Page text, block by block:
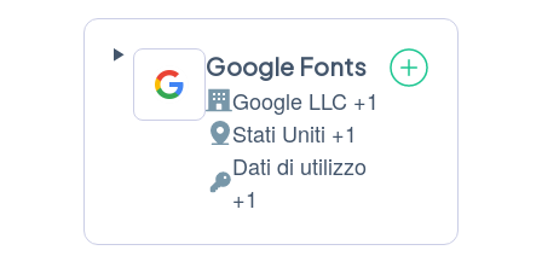
Google Fonts
Azienda:
Google LLC +1
Luogo
del
trattamento:
Stati Uniti +1
Dati
Dati di utilizzo
+1